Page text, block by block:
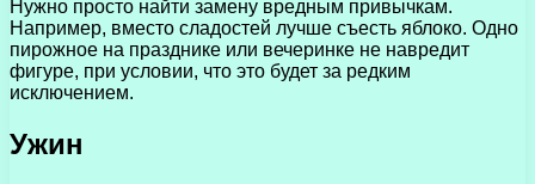
Нужно просто найти замену вредным привычкам.
Например, вместо сладостей лучше съесть яблоко. Одно
пирожное на празднике или вечеринке не навредит
фигуре, при условии, что это будет за редким
исключением.
Ужин